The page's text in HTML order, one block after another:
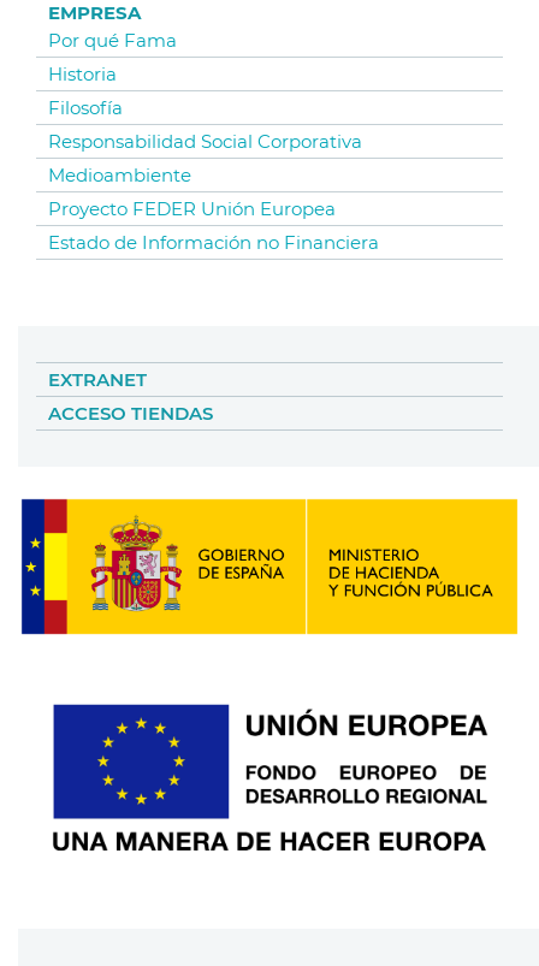
EMPRESA
Por qué Fama
Historia
Filosofía
Responsabilidad Social Corporativa
Medioambiente
Proyecto FEDER Unión Europea
Estado de Información no Financiera
EXTRANET
ACCESO TIENDAS